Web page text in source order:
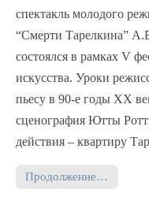
спектакль молодого
“Смерти Тарелкина”
состоялся в рамках V
искусства. Уроки
пьесу в 90-е годы XX
сценография Ютты
действия – квартиру
Продолжение…